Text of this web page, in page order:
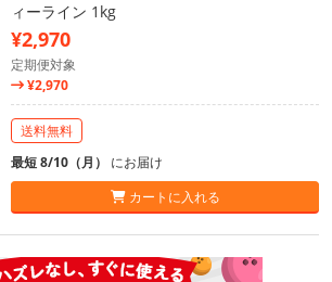
ィーライン 1kg
¥2,970
定期便対象
¥2,970
送料無料
最短 8/10（月） にお届け
カートに入れる